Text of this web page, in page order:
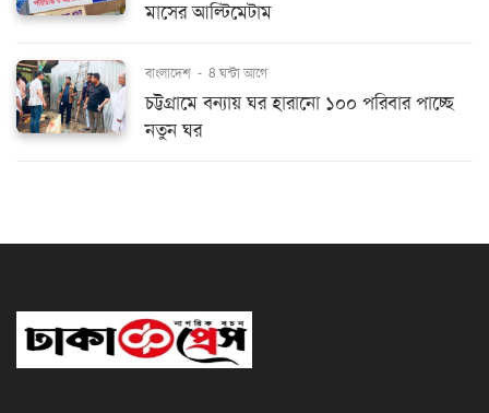
মাসের আল্টিমেটাম
বাংলাদেশ - 8 ঘন্টা আগে
চট্টগ্রামে বন্যায় ঘর হারানো ১০০ পরিবার পাচ্ছে
নতুন ঘর